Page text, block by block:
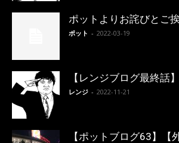
ポットよりお詫びとご
ポット - 2022-03-19
【レンジブログ最終話
レンジ - 2022-11-21
【ポットブログ63】